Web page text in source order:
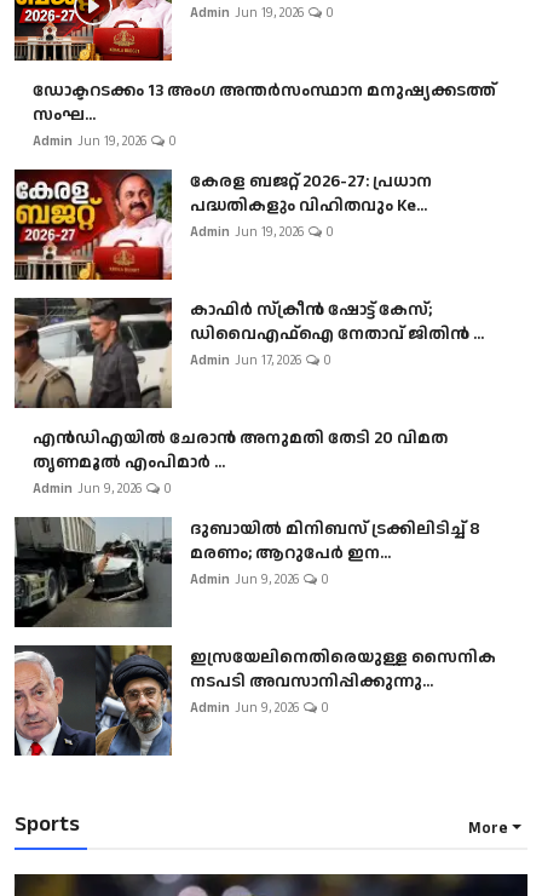
Admin Jun 19, 2026 0
ഡോക്ടറടക്കം 13 അംഗ അന്തർസംസ്ഥാന മനുഷ്യക്കടത്ത്
സംഘ...
Admin Jun 19, 2026 0
കേരള ബജറ്റ് 2026-27: പ്രധാന
പദ്ധതികളും വിഹിതവും Ke...
Admin Jun 19, 2026 0
കാഫിർ സ്‌ക്രീൻ ഷോട്ട് കേസ്;
ഡിവൈഎഫ്ഐ നേതാവ് ജിതിൻ ...
Admin Jun 17, 2026 0
എൻഡിഎയിൽ ചേരാൻ അനുമതി തേടി 20 വിമത
തൃണമൂൽ എംപിമാർ ...
Admin Jun 9, 2026 0
ദുബായിൽ മിനിബസ്​ ട്രക്കിലിടിച്ച് 8
മരണം; ആറുപേർ ഇന...
Admin Jun 9, 2026 0
ഇസ്രയേലിനെതിരെയുള്ള സൈനിക
നടപടി അവസാനിപ്പിക്കുന്നു...
Admin Jun 9, 2026 0
Sports More